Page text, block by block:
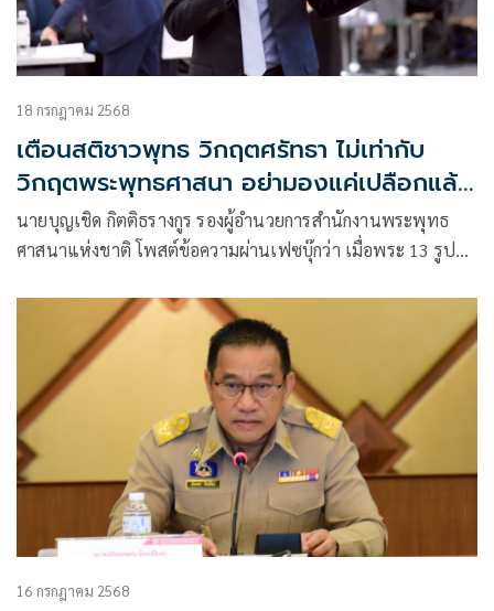
18 กรกฎาคม 2568
เตือนสติชาวพุทธ วิกฤตศรัทธา ไม่เท่ากับ
วิกฤตพระพุทธศาสนา อย่ามองแค่เปลือกแล้ว
เหมารวม
นายบุญเชิด กิตติธรางกูร รองผู้อํานวยการสํานักงานพระพุทธ
ศาสนาแห่งชาติ โพสต์ข้อความผ่านเฟซบุ๊กว่า เมื่อพระ 13 รูป
16 กรกฎาคม 2568